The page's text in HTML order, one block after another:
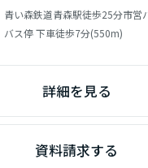
みください。
青い森鉄道青森駅徒歩25分市営
バス停 下車徒歩7分(550m)
詳細を見る
資料請求する